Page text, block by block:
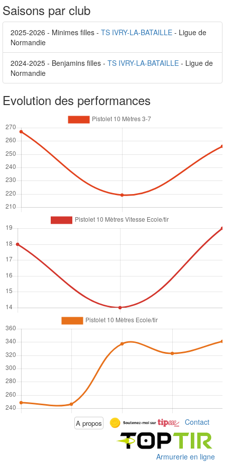
Saisons par club
2025-2026 - Minimes filles - TS IVRY-LA-BATAILLE - Ligue de
Normandie
2024-2025 - Benjamins filles - TS IVRY-LA-BATAILLE - Ligue de
Normandie
Evolution des performances
A propos Contact
Armurerie en ligne